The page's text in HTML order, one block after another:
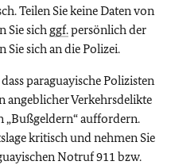
Teilen Sie keine Daten von
Sie sich ggf.persönlich der
sich an die Polizei.
paraguayische Polizisten
angeblicher Verkehrsdelikte
„Bußgeldern“ auffordern.
kritisch und nehmen Sie
Notruf 911 bzw.